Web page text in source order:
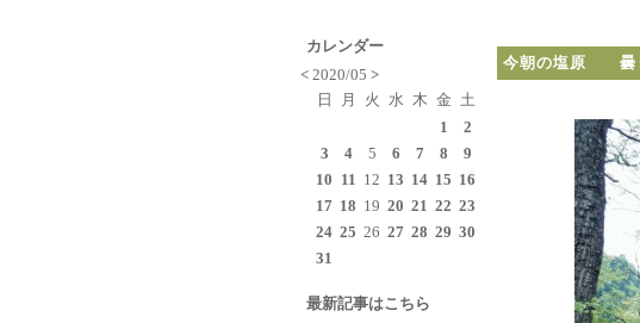
今朝の塩原
カレンダー
< 2020/05 >
日
月 火 水 木 金 土
1
2
3
4 5 6 7 8
9
10 11 12 13 14 15 16
17 18 19 20 21 22 23
24 25 26 27 28 29 30
31
最新記事はこちら